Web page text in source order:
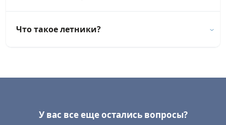
Что такое летники?
У вас все еще остались вопросы?